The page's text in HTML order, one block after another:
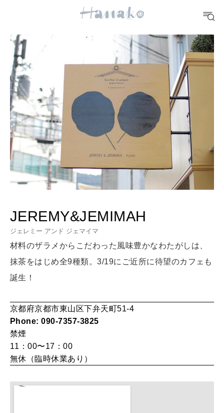
FOOD
おいしい
TRAVEL
どこ行く？
FORTUNE
明日のわたし
[12星座別] Monthly Love Holoscope
女神まり愛のタロットメッセージ
HEALTH
LEARN
MAMA
ママもいろいろ
SUSTAINABLE
JEREMY&JEMIMAH
ジェレミー アンド ジェマイマ
材料のザラメからこだわった風味豊かなわたがしは、
抹茶をはじめ全9種類。3/19にご近所に待望のカフェも
誕生！
京都府京都市東山区下弁天町51-4
Phone: 090-7357-3825
禁煙
11：00〜17：00
無休（臨時休業あり）